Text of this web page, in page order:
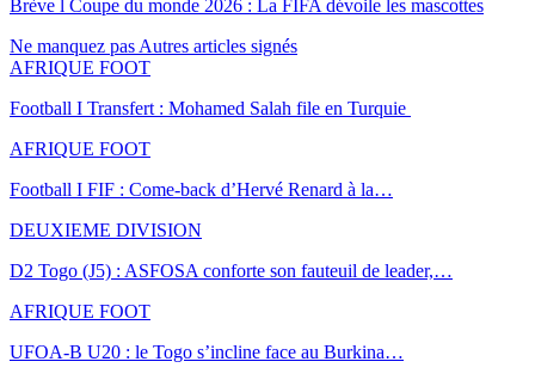
Brève l Coupe du monde 2026 : La FIFA dévoile les mascottes
Ne manquez pas Autres articles signés
AFRIQUE FOOT
Football I Transfert : Mohamed Salah file en Turquie
AFRIQUE FOOT
Football I FIF : Come-back d’Hervé Renard à la…
DEUXIEME DIVISION
D2 Togo (J5) : ASFOSA conforte son fauteuil de leader,…
AFRIQUE FOOT
UFOA-B U20 : le Togo s’incline face au Burkina…